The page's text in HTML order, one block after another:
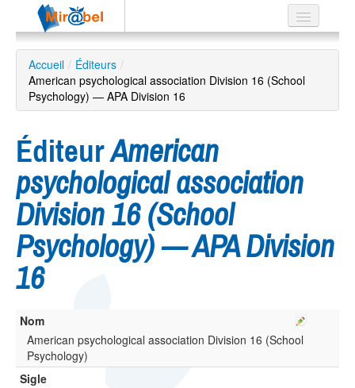
Le réseau
Soutien
Listes
Recherche
avancée
EN
ES
?
Accueil / Éditeurs /
American psychological association Division 16 (School
Psychology) — APA Division 16
ÉditeurAmerican
psychological association
Division 16 (School
Psychology) — APA Division
16
Nom
American psychological association Division 16 (School
Psychology)
Sigle